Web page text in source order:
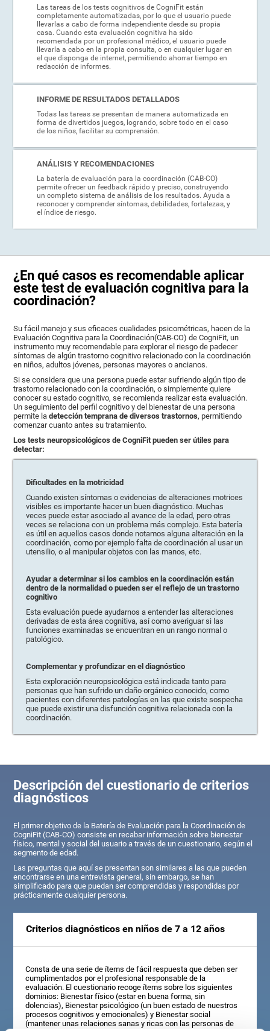
Las tareas de los tests cognitivos de CogniFit están
completamente automatizadas, por lo que el usuario puede
llevarlas a cabo de forma independiente desde su propia
casa. Cuando esta evaluación cognitiva ha sido
recomendada por un profesional médico, el usuario puede
llevarla a cabo en la propia consulta, o en cualquier lugar en
el que disponga de internet, permitiendo ahorrar tiempo en
redacción de informes.
INFORME DE RESULTADOS DETALLADOS
Todas las tareas se presentan de manera automatizada en
forma de divertidos juegos, logrando, sobre todo en el caso
de los niños, facilitar su comprensión.
ANÁLISIS Y RECOMENDACIONES
La batería de evaluación para la coordinación (CAB-CO)
permite ofrecer un feedback rápido y preciso, construyendo
un completo sistema de análisis de los resultados. Ayuda a
reconocer y comprender síntomas, debilidades, fortalezas, y
el índice de riesgo.
¿En qué casos es recomendable aplicar
este test de evaluación cognitiva para la
coordinación?
Su fácil manejo y sus eficaces cualidades psicométricas, hacen de la
Evaluación Cognitiva para la Coordinación(CAB-CO) de CogniFit, un
instrumento muy recomendable para explorar el riesgo de padecer
síntomas de algún trastorno cognitivo relacionado con la coordinación
en niños, adultos jóvenes, personas mayores o ancianos.
Si se considera que una persona puede estar sufriendo algún tipo de
trastorno relacionado con la coordinación, o simplemente quiere
conocer su estado cognitivo, se recomienda realizar esta evaluación.
Un seguimiento del perfil cognitivo y del bienestar de una persona
permite ladetección temprana de diversos trastornos, permitiendo
comenzar cuanto antes su tratamiento.
Los tests neuropsicológicos de CogniFit pueden ser útiles para
detectar:
Dificultades en la motricidad
Cuando existen síntomas o evidencias de alteraciones motrices
visibles es importante hacer un buen diagnóstico. Muchas
veces puede estar asociado al avance de la edad, pero otras
veces se relaciona con un problema más complejo. Esta batería
es útil en aquellos casos donde notamos alguna alteración en la
coordinación, como por ejemplo falta de coordinación al usar un
utensilio, o al manipular objetos con las manos, etc.
Ayudar a determinar si los cambios en la coordinación están
dentro de la normalidad o pueden ser el reflejo de un trastorno
cognitivo
Esta evaluación puede ayudarnos a entender las alteraciones
derivadas de esta área cognitiva, así como averiguar si las
funciones examinadas se encuentran en un rango normal o
patológico.
Complementar y profundizar en el diagnóstico
Esta exploración neuropsicológica está indicada tanto para
personas que han sufrido un daño orgánico conocido, como
pacientes con diferentes patologías en las que existe sospecha
que puede existir una disfunción cognitiva relacionada con la
coordinación.
Descripción del cuestionario de criterios
diagnósticos
El primer objetivo de la Batería de Evaluación para la Coordinación de
CogniFit (CAB-CO) consiste en recabar información sobre bienestar
físico, mental y social del usuario a través de un cuestionario, según el
segmento de edad.
Las preguntas que aquí se presentan son similares a las que pueden
encontrarse en una entrevista general, sin embargo, se han
simplificado para que puedan ser comprendidas y respondidas por
prácticamente cualquier persona.
Criterios diagnósticos en niños de 7 a 12 años
Consta de una serie de ítems de fácil respuesta que deben ser
cumplimentados por el profesional responsable de la
evaluación. El cuestionario recoge ítems sobre los siguientes
dominios: Bienestar físico (estar en buena forma, sin
dolencias), Bienestar psicológico (un buen estado de nuestros
procesos cognitivos y emocionales) y Bienestar social
(mantener unas relaciones sanas y ricas con las personas de